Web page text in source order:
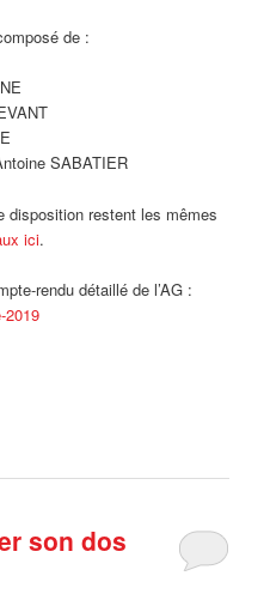
de :
SABATIER
disposition restent les mêmes
ici.
rendu détaillé de l’AG :
2019
son dos